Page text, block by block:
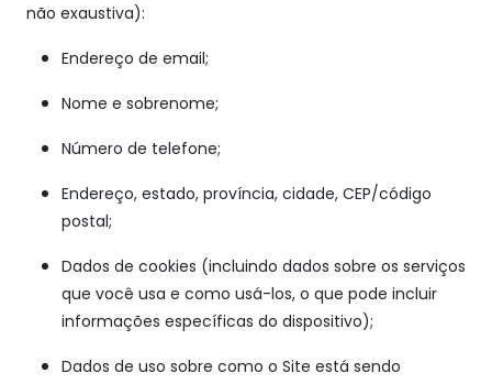
não exaustiva):
Endereço de email;
Nome e sobrenome;
Número de telefone;
Endereço, estado, província, cidade, CEP/código
postal;
Dados de cookies (incluindo dados sobre os serviços
que você usa e como usá-los, o que pode incluir
informações específicas do dispositivo);
Dados de uso sobre como o Site está sendo